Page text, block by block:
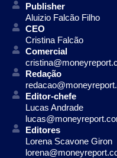
Publisher
Aluizio Falcão Filho
CEO
Cristina Falcão
Comercial
Redação
Editor-chefe
Lucas Andrade
Editores
Lorena Scavone Giron